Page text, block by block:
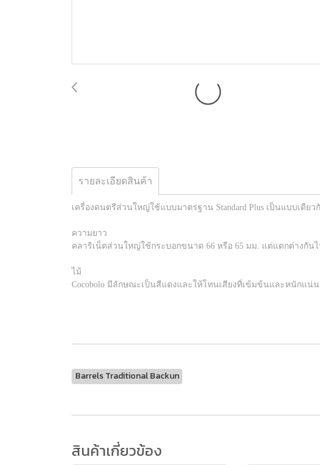
รายละเอียดสินค้า
เครื่องดนตรีส่วนใหญ่ใช้แบบมาตรฐาน Standard Plus เป็นแบบเดีย
ความยาว
คลาริเน็ตส่วนใหญ่ใช้กระบอกขนาด 66 หรือ 65 มม. แต่แตกต่างกั
ไม้
Cocobolo มีลักษณะเป็นสีแดงและให้โทนเสียงที่เข้มข้นและหนักแน่
Barrels Traditional Backun
สินค้าเกี่ยวข้อง